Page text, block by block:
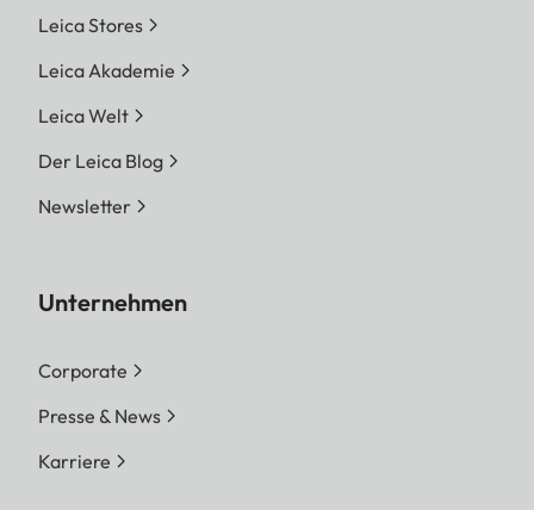
Leica Stores
Leica Akademie
Leica Welt
Der Leica Blog
Newsletter
Unternehmen
Corporate
Presse & News
Karriere